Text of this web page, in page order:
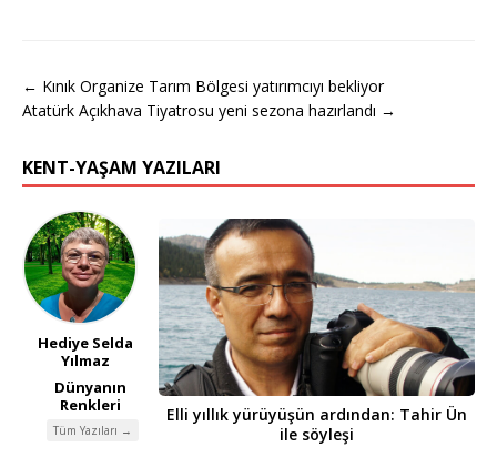
← Kınık Organize Tarım Bölgesi yatırımcıyı bekliyor
Atatürk Açıkhava Tiyatrosu yeni sezona hazırlandı →
KENT-YAŞAM YAZILARI
Hediye Selda
Yılmaz
Dünyanın
Renkleri
Tüm Yazıları →
Elli yıllık yürüyüşün ardından: Tahir Ün
ile söyleşi